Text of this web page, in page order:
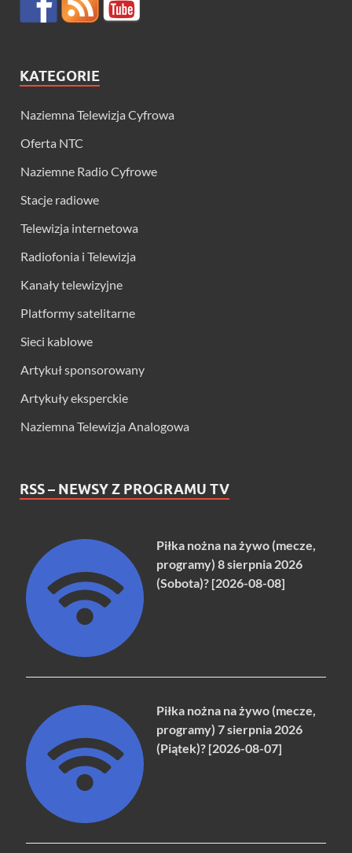
KATEGORIE
Naziemna Telewizja Cyfrowa
Oferta NTC
Naziemne Radio Cyfrowe
Stacje radiowe
Telewizja internetowa
Radiofonia i Telewizja
Kanały telewizyjne
Platformy satelitarne
Sieci kablowe
Artykuł sponsorowany
Artykuły eksperckie
Naziemna Telewizja Analogowa
RSS – NEWSY Z PROGRAMU TV
Piłka nożna na żywo (mecze,
programy) 8 sierpnia 2026
(Sobota)? [2026-08-08]
Piłka nożna na żywo (mecze,
programy) 7 sierpnia 2026
(Piątek)? [2026-08-07]